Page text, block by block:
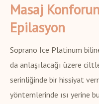
Masaj
Epilasyon
Soprano Ice Platinum
da anlaşılacağı üzere
serinliğinde bir hissiyat
yöntemlerinde ısı yerine